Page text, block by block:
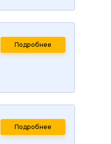
Подробнее
Подробнее